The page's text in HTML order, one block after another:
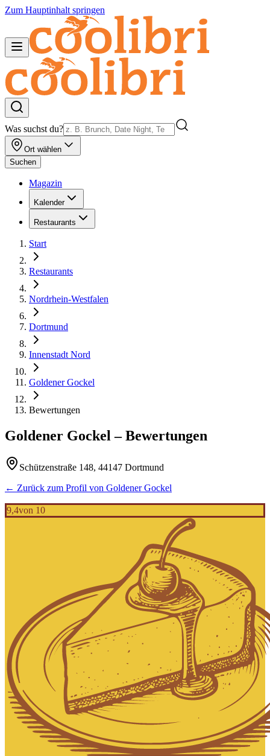
Zum Hauptinhalt springen
Was suchst du?
Ort wählen
Suchen
Magazin
Kalender
Restaurants
Start
Restaurants
Nordrhein-Westfalen
Dortmund
Innenstadt Nord
Goldener Gockel
Bewertungen
Goldener Gockel – Bewertungen
Schützenstraße 148, 44147 Dortmund
← Zurück zum Profil von Goldener Gockel
9,4von 10